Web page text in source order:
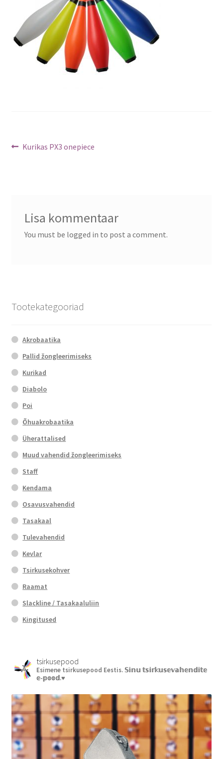
Navigeerimine
Previous
Kurikas PX3 onepiece
Lisa kommentaar
You must be logged in to post a comment.
Tootekategooriad
Akrobaatika
Pallid žongleerimiseks
Kurikad
Diabolo
Poi
Õhuakrobaatika
Üherattalised
Muud vahendid žongleerimiseks
Staff
Kendama
Osavusvahendid
Tasakaal
Tulevahendid
Kevlar
Tsirkusekohver
Raamat
Slackline / Tasakaaluliin
Kingitused
tsirkusepood
Esimene tsirkusepood Eestis. 𝕊𝕚𝕟𝕦 𝕥𝕤𝕚𝕣𝕜𝕦𝕤𝕖𝕧𝕒𝕙𝕖𝕟𝕕𝕚𝕥𝕖
𝕖-𝕡𝕠𝕠𝕕.♥︎